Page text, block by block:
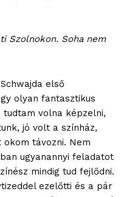
Szolnokon. Soha nem
első
olyan fantasztikus
volna képzelni,
jó volt a színház,
távozni. Nem
ugyanannyi feladatot
mindig tud fejlődni.
ezelőtti és a pár